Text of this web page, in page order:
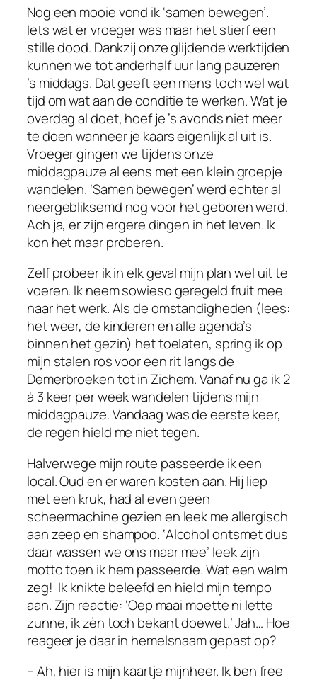
Nog een mooie vond ik ‘samen bewegen’.
Iets wat er vroeger was maar het stierf een
stille dood. Dankzij onze glijdende werktijden
kunnen we tot anderhalf uur lang pauzeren
’s middags. Dat geeft een mens toch wel wat
tijd om wat aan de conditie te werken. Wat je
overdag al doet, hoef je ’s avonds niet meer
te doen wanneer je kaars eigenlijk al uit is.
Vroeger gingen we tijdens onze
middagpauze al eens met een klein groepje
wandelen. ‘Samen bewegen’ werd echter al
neergebliksemd nog voor het geboren werd.
Ach ja, er zijn ergere dingen in het leven. Ik
kon het maar proberen.
Zelf probeer ik in elk geval mijn plan wel uit te
voeren. Ik neem sowieso geregeld fruit mee
naar het werk. Als de omstandigheden (lees:
het weer, de kinderen en alle agenda’s
binnen het gezin) het toelaten, spring ik op
mijn stalen ros voor een rit langs de
Demerbroeken tot in Zichem. Vanaf nu ga ik 2
à 3 keer per week wandelen tijdens mijn
middagpauze. Vandaag was de eerste keer,
de regen hield me niet tegen.
Halverwege mijn route passeerde ik een
local. Oud en er waren kosten aan. Hij liep
met een kruk, had al even geen
scheermachine gezien en leek me allergisch
aan zeep en shampoo. ‘Alcohol ontsmet dus
daar wassen we ons maar mee’ leek zijn
motto toen ik hem passeerde. Wat een walm
zeg! Ik knikte beleefd en hield mijn tempo
aan. Zijn reactie: ‘Oep maai moette ni lette
zunne, ik zèn toch bekant doewet.’ Jah… Hoe
reageer je daar in hemelsnaam gepast op?
– Ah, hier is mijn kaartje mijnheer. Ik ben free